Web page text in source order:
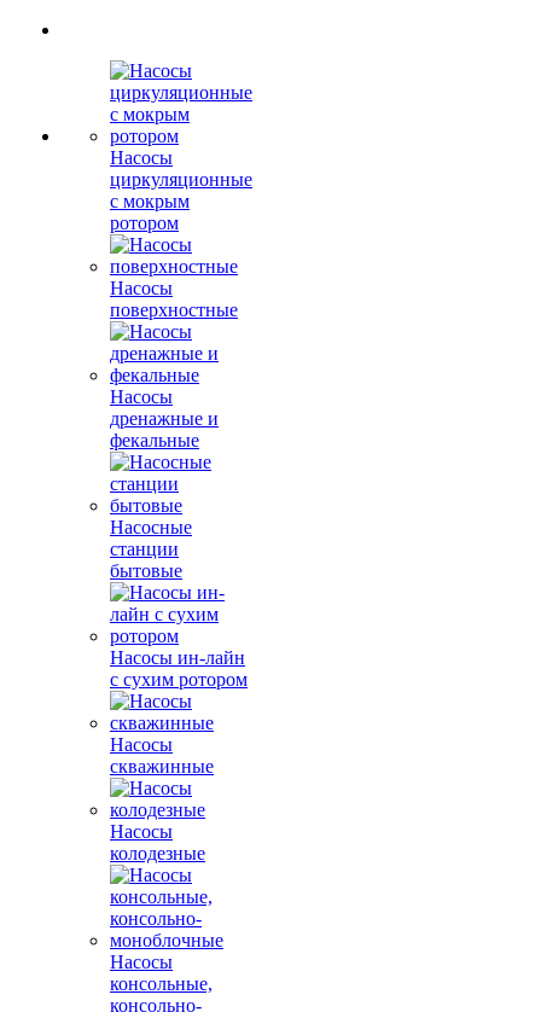
Насосы
циркуляционные
с мокрым
ротором
Насосы
поверхностные
Насосы
дренажные и
фекальные
Насосные
станции
бытовые
Насосы ин-лайн
с сухим ротором
Насосы
скважинные
Насосы
колодезные
Насосы
консольные,
консольно-